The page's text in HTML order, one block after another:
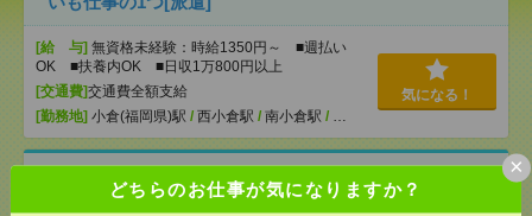
どちらのお仕事が気になりますか？
×
[給 与] 無資格未経験：時給1350円～ ■週払い
OK ■扶養内OK ■日収1万800円以上
[交通費]交通費全額支給
[勤務地] 小倉(福岡県)駅 / 西小倉駅 / 南小倉駅 / …
気になる！
未経験OK！残業ほぼなし▼小倉で受付[派遣]